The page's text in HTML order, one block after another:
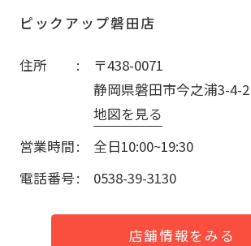
ピックアップ磐田店
住所
〒438-0071
静岡県磐田市今之浦3-4-2
地図を見る
営業時間
全日10:00~19:30
電話番号
0538-39-3130
店舗情報をみる